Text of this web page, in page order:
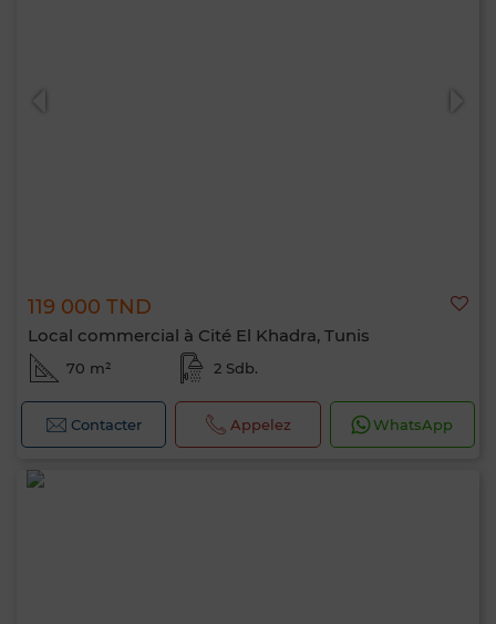
119 000 TND
Local commercial à Cité El Khadra, Tunis
70 m² 2 Sdb.
Contacter Appelez WhatsApp